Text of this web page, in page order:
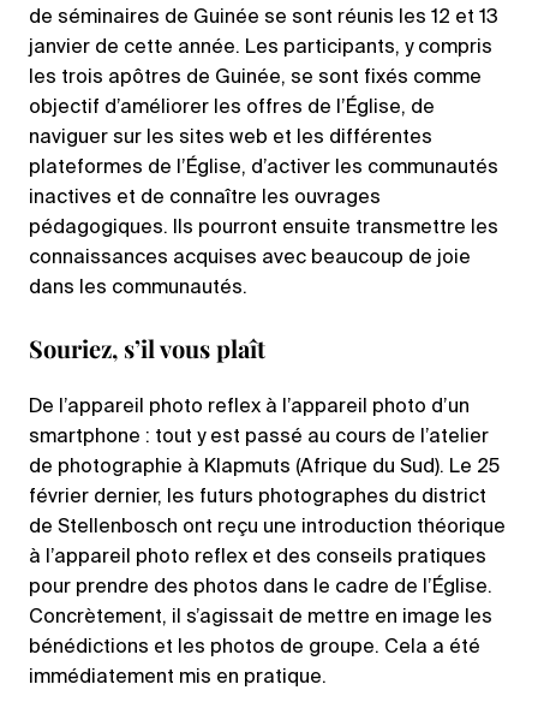
de séminaires de Guinée se sont réunis les 12 et 13
janvier de cette année. Les participants, y compris
les trois apôtres de Guinée, se sont fixés comme
objectif d’améliorer les offres de l’Église, de
naviguer sur les sites web et les différentes
plateformes de l’Église, d’activer les communautés
inactives et de connaître les ouvrages
pédagogiques. Ils pourront ensuite transmettre les
connaissances acquises avec beaucoup de joie
dans les communautés.
Souriez, s’il vous plaît
De l’appareil photo reflex à l’appareil photo d’un
smartphone : tout y est passé au cours de l’atelier
de photographie à Klapmuts (Afrique du Sud). Le 25
février dernier, les futurs photographes du district
de Stellenbosch ont reçu une introduction théorique
à l’appareil photo reflex et des conseils pratiques
pour prendre des photos dans le cadre de l’Église.
Concrètement, il s’agissait de mettre en image les
bénédictions et les photos de groupe. Cela a été
immédiatement mis en pratique.